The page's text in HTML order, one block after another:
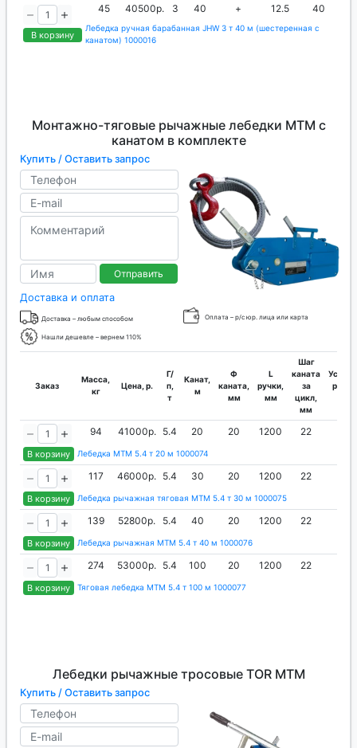
В корзину
45 40500р. 3 40 + 12.5 40
Лебедка ручная барабанная JHW 3 т 40 м (шестеренная с
канатом) 1000016
Монтажно-тяговые рычажные лебедки МТМ с
канатом в комплекте
Купить / Оставить запрос
Отправить
Доставка и оплата
Доставка – любым способом Оплата – р/с юр. лица или карта
Нашли дешевле – вернем 110%
Заказ
Масса,
кг
Цена, р.
Г/
п,
т
Канат,
м
Ф
каната,
мм
L
ручки,
мм
Шаг
каната
за
цикл,
мм
Усилие
руки,
В корзину
94 41000р. 5.4 20 20 1200 22
Лебедка МТМ 5.4 т 20 м 1000074
В корзину
117 46000р. 5.4 30 20 1200 22
Лебедка рычажная тяговая МТМ 5.4 т 30 м 1000075
В корзину
139 52800р. 5.4 40 20 1200 22
Лебедка рычажная МТМ 5.4 т 40 м 1000076
В корзину
274 53000р. 5.4 100 20 1200 22
Тяговая лебедка МТМ 5.4 т 100 м 1000077
Лебедки рычажные тросовые TOR МТМ
Купить / Оставить запрос